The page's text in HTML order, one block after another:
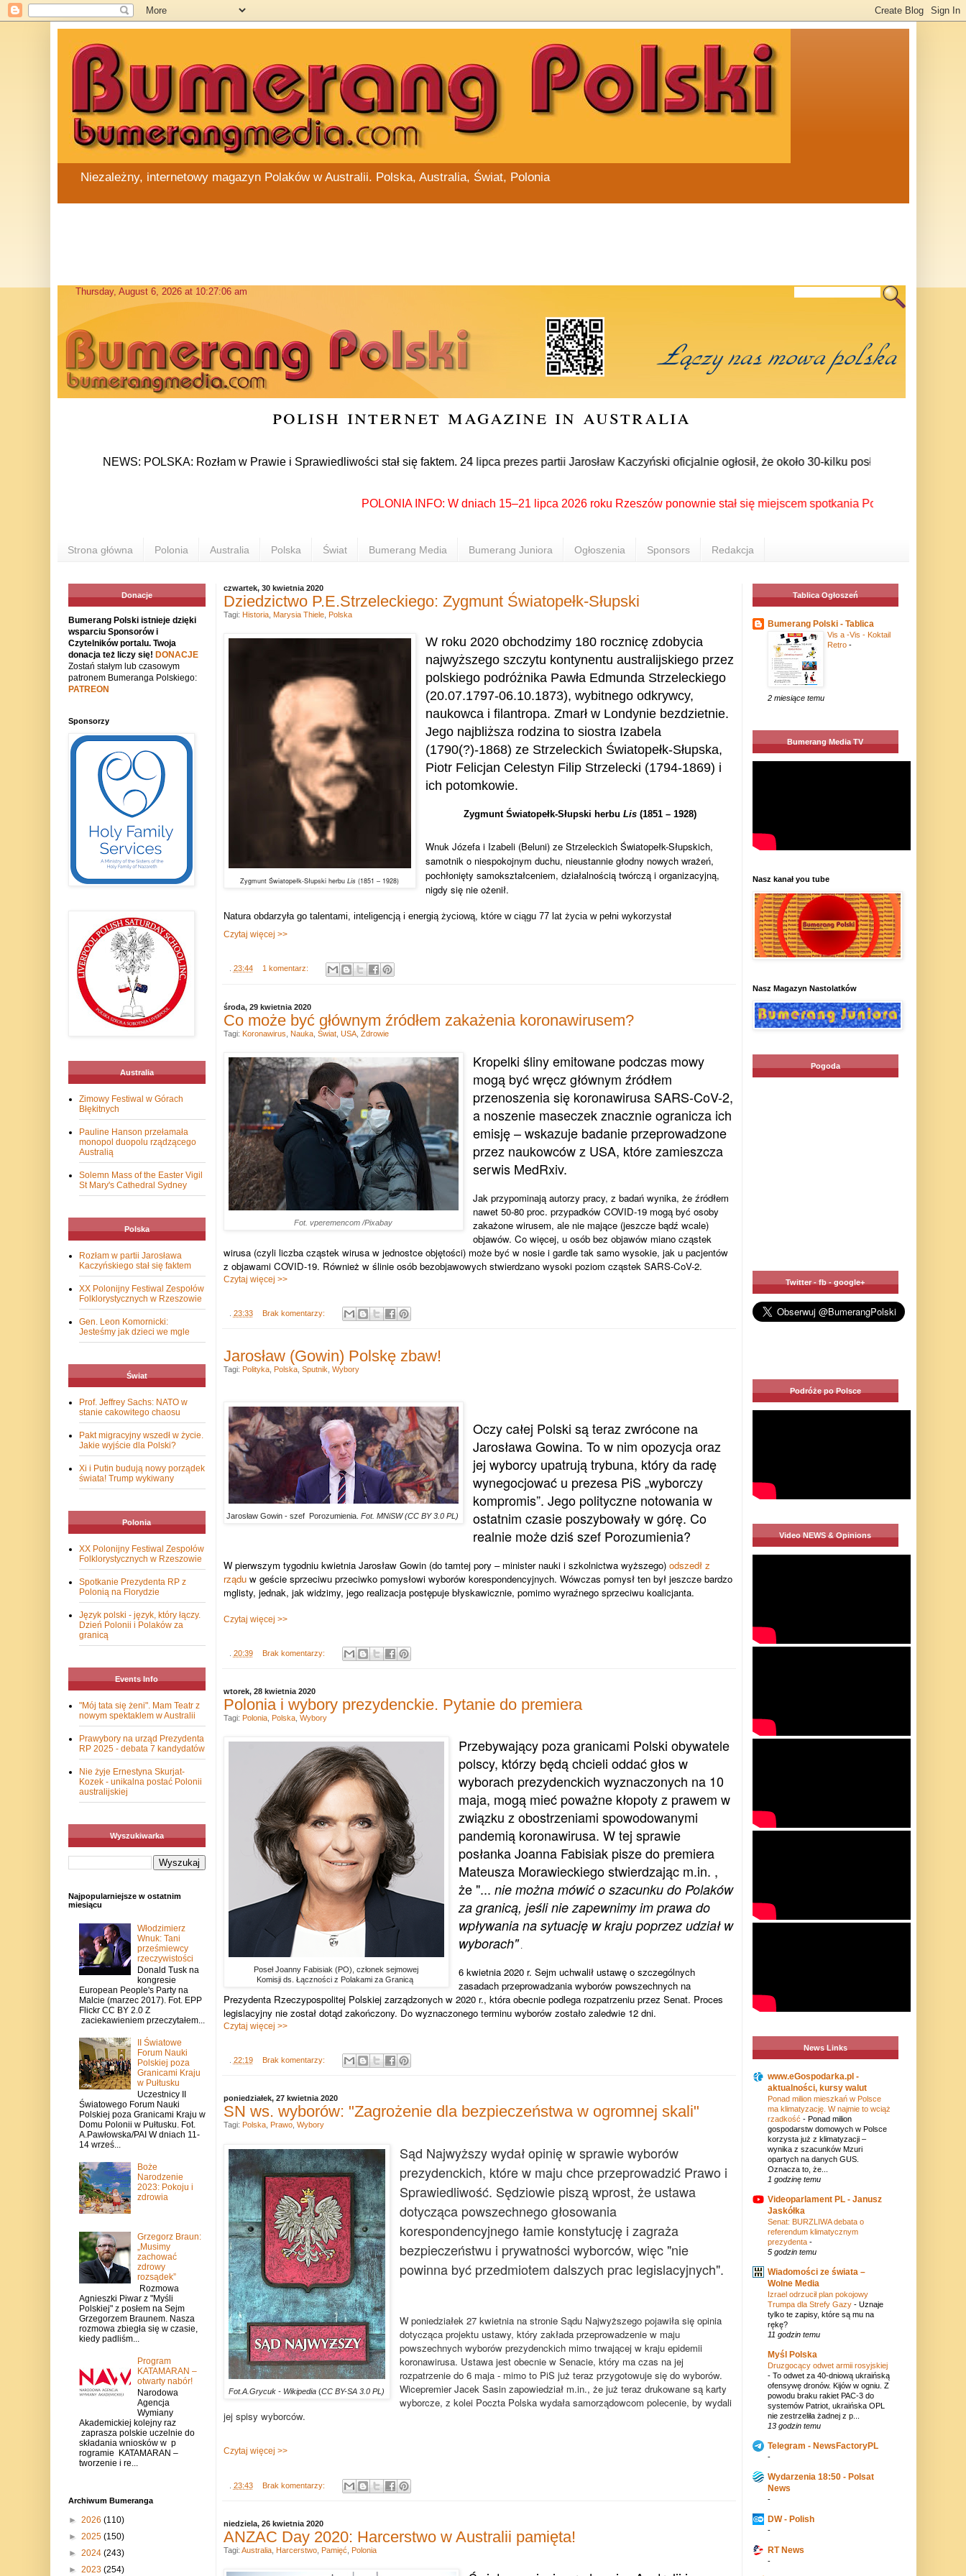
Niezależny, internetowy magazyn Polaków w Australii. Polska, Australia, Świat, Polonia
polish internet magazine in australia
NEWS: POLSKA: Rozłam w Prawie i Sprawiedliwości stał się faktem. 24 lipca prezes partii Jarosław Kaczyński oficjalnie ogłosił, że około 30-kilku posłów
POLONIA INFO: W dniach 15–21 lipca 2026 roku Rzeszów ponownie stał się miejscem spotkania Polonii z całego
Strona główna Polonia Australia Polska Świat Bumerang Media Bumerang Juniora Ogłoszenia Sponsors Redakcja
czwartek, 30 kwietnia 2020
Dziedzictwo P.E.Strzeleckiego: Zygmunt Światopełk-Słupski
Zygmunt Światopełk-Słupski herbu Lis (1851 – 1928)
W roku 2020 obchodzimy 180 rocznicę zdobycia
najwyższego szczytu kontynentu australijskiego przez
polskiego podróżnika Pawła Edmunda Strzeleckiego
(20.07.1797-06.10.1873), wybitnego odkrywcy,
naukowca i filantropa. Zmarł w Londynie bezdzietnie.
Jego najbliższa rodzina to siostra Izabela
(1790(?)-1868) ze Strzeleckich Światopełk-Słupska,
Piotr Felicjan Celestyn Filip Strzelecki (1794-1869) i
ich potomkowie.
Zygmunt Światopełk-Słupski herbu Lis(1851 – 1928)
Wnuk Józefa i Izabeli (Beluni) ze Strzeleckich Światopełk-Słupskich,
samotnik o niespokojnym duchu, nieustannie głodny nowych wrażeń,
pochłonięty samokształceniem, działalnością twórczą i organizacyjną,
nigdy się nie ożenił.
Natura obdarzyła go talentami, inteligencją i energią życiową, które w ciągu 77 lat życia w pełni wykorzystał
Czytaj więcej >>
. 23:44 1 komentarz:
Tagi: Historia, Marysia Thiele, Polska
środa, 29 kwietnia 2020
Co może być głównym źródłem zakażenia koronawirusem?
Fot. vperemencom /Pixabay
Kropelki śliny emitowane podczas mowy
mogą być wręcz głównym źródłem
przenoszenia się koronawirusa SARS-CoV-2,
a noszenie maseczek znacznie ogranicza ich
emisję – wskazuje badanie przeprowadzone
przez naukowców z USA, które zamieszcza
serwis MedRxiv.
Jak przypominają autorzy pracy, z badań wynika, że źródłem
nawet 50-80 proc. przypadków COVID-19 mogą być osoby
zakażone wirusem, ale nie mające (jeszcze bądź wcale)
objawów. Co więcej, u osób bez objawów miano cząstek
wirusa (czyli liczba cząstek wirusa w jednostce objętości) może być w nosie i gardle tak samo wysokie, jak u pacjentów
z objawami COVID-19. Również w ślinie osób bezobjawowych stwierdzano wysoki poziom cząstek SARS-CoV-2.
Czytaj więcej >>
23:33 Brak komentarzy:
Tagi: Koronawirus Nauka, Świat, USA, Zdrowie
Jarosław (Gowin) Polskę zbaw!
Jarosław Gowin - szef Porozumienia. Fot. MNiSW (CC BY 3.0 PL)
Oczy całej Polski są teraz zwrócone na
Jarosława Gowina. To w nim opozycja oraz
jej wyborcy upatrują trybuna, który da radę
wynegocjować u prezesa PiS „wyborczy
kompromis”. Jego polityczne notowania w
ostatnim czasie poszybowały w górę. Co
realnie może dziś szef Porozumienia?
W pierwszym tygodniu kwietnia Jarosław Gowin (do tamtej pory – minister nauki i szkolnictwa wyższego) odszedł z
rząduw geście sprzeciwu przeciwko pomysłowi wyborów korespondencyjnych. Wówczas pomysł ten był jeszcze bardzo
mglisty, jednak, jak widzimy, jego realizacja postępuje błyskawicznie, pomimo wyraźnego sprzeciwu koalicjanta.
Czytaj więcej >>
20:39 Brak komentarzy:
Tagi: Polityka, Polska, Sputnik Wybory
wtorek, 28 kwietnia 2020
Polonia i wybory prezydenckie. Pytanie do premiera
Poseł Joanny Fabisiak (PO), członek sejmowej
Komisji ds. Łączności z Polakami za Granicą
Przebywający poza granicami Polski obywatele
polscy, którzy będą chcieli oddać głos w
wyborach prezydenckich wyznaczonych na 10
maja, mogą mieć poważne kłopoty z prawem w
związku z obostrzeniami spowodowanymi
pandemią koronawirusa. W tej sprawie
posłanka Joanna Fabisiak pisze do premiera
Mateusza Morawieckiego stwierdzając m.in. ,
że "... nie można mówić o szacunku do Polaków
za granicą, jeśli nie zapewnimy im prawa do
wpływania na sytuację w kraju poprzez udział w
wyborach".
6 kwietnia 2020 r. Sejm uchwalił ustawę o szczególnych
zasadach przeprowadzania wyborów powszechnych na
Prezydenta Rzeczypospolitej Polskiej zarządzonych w 2020 r., która obecnie podlega rozpatrzeniu przez Senat. Proces
legislacyjny nie został dotąd zakończony. Do wyznaczonego terminu wyborów zostało zaledwie 12 dni.
Czytaj więcej >>
22:19 Brak komentarzy:
Tagi: Polonia, Polska, Wybory
poniedziałek, 27 kwietnia 2020
SN ws. wyborów: "Zagrożenie dla bezpieczeństwa w ogromnej skali"
Fot.A.Grycuk - Wikipedia (CC BY-SA 3.0 PL)
Sąd Najwyższy wydał opinię w sprawie wyborów
prezydenckich, które w maju chce przeprowadzić Prawo i
Sprawiedliwość. Sędziowie piszą wprost, że ustawa
dotycząca powszechnego głosowania
korespondencyjnego łamie konstytucję i zagraża
bezpieczeństwu i prywatności wyborców, więc "nie
powinna być przedmiotem dalszych prac legislacyjnych".
W poniedziałek 27 kwietnia na stronie Sądu Najwyższego pojawiła się opinia
dotycząca projektu ustawy, który zakłada przeprowadzenie w maju
powszechnych wyborów prezydenckich mimo trwającej w kraju epidemii
koronawirusa. Ustawa jest obecnie w Senacie, który ma czas na jej
rozpatrzenie do 6 maja - mimo to PiS już teraz przygotowuje się do wyborów.
Wicepremier Jacek Sasin zapowiedział m.in., że już teraz drukowane są karty
wyborcze, z kolei Poczta Polska wydała samorządowcom polecenie, by wydali
jej spisy wyborców.
Czytaj więcej >>
23:43 Brak komentarzy:
Tagi: Polska, Prawo, Wybory
niedziela, 26 kwietnia 2020
ANZAC Day 2020: Harcerstwo w Australii pamięta!
Tagi: Australia, Harcerstwo, Pamięć Polonia
Donacje
Bumerang Polski istnieje dzięki
wsparciu Sponsorów i
Czytelników portalu. Twoja
donacja też liczy się! DONACJE
Zostań stałym lub czasowym
patronem Bumeranga Polskiego:
PATREON
Sponsorzy
Australia
Zimowy Festiwal w Górach
Błękitnych
Pauline Hanson przełamała
monopol duopolu rządzącego
Australią
Solemn Mass of the Easter Vigil
St Mary's Cathedral Sydney
Polska
Rozłam w partii Jarosława
Kaczyńskiego stał się faktem
XX Polonijny Festiwal Zespołów
Folklorystycznych w Rzeszowie
Gen. Leon Komornicki:
Jesteśmy jak dzieci we mgle
Świat
Prof. Jeffrey Sachs: NATO w
stanie cakowitego chaosu
Pakt migracyjny wszedł w życie.
Jakie wyjście dla Polski?
Xi i Putin budują nowy porządek
świata! Trump wykiwany
Polonia
XX Polonijny Festiwal Zespołów
Folklorystycznych w Rzeszowie
Spotkanie Prezydenta RP z
Polonią na Florydzie
Język polski - język, który łączy.
Dzień Polonii i Polaków za
granicą
Events Info
"Mój tata się żeni". Mam Teatr z
nowym spektaklem w Australii
Prawybory na urząd Prezydenta
RP 2025 - debata 7 kandydatów
Nie żyje Ernestyna Skurjat-
Kozek - unikalna postać Polonii
australijskiej
Wyszukiwarka
Najpopularniejsze w ostatnim
miesiącu
Włodzimierz
Wnuk: Tani
prześmiewcy
rzeczywistości
Donald Tusk na
kongresie
European People's Party na
Malcie (marzec 2017). Fot. EPP
Flickr CC BY 2.0 Z
zaciekawieniem przeczytałem...
II Światowe
Forum Nauki
Polskiej poza
Granicami Kraju
w Pułtusku
Uczestnicy II
Światowego Forum Nauki
Polskiej poza Granicami Kraju w
Domu Polonii w Pułtusku. Fot.
A.Pawłowska/PAI W dniach 11-
14 wrześ...
Boże
Narodzenie
2023: Pokoju i
zdrowia
Grzegorz Braun:
„Musimy
zachować
zdrowy
rozsądek”
Rozmowa
Agnieszki Piwar z "Myśli
Polskiej" z posłem na Sejm
Grzegorzem Braunem. Nasza
rozmowa zbiegła się w czasie,
kiedy padliśm...
Program
KATAMARAN –
otwarty nabór!
Narodowa
Agencja
Wymiany
Akademickiej kolejny raz
zaprasza polskie uczelnie do
składania wniosków w p
rogramie KATAMARAN –
tworzenie i re...
Archiwum Bumeranga
► 2026 (110)
► 2025 (150)
► 2024 (243)
► 2023 (254)
Tablica Ogłoszeń
Bumerang Polski - Tablica
Vis a -Vis - Koktail
Retro -
2 miesiące temu
Bumerang Media TV
Nasz kanał you tube
Nasz Magazyn Nastolatków
Pogoda
Twitter - fb - google+
Podróże po Polsce
Video NEWS & Opinions
News Links
www.eGospodarka.pl -
aktualności, kursy walut
Ponad milion mieszkań w Polsce
ma klimatyzację. W najmie to wciąż
rzadkość - Ponad milion
gospodarstw domowych w Polsce
korzysta już z klimatyzacji –
wynika z szacunków Mzuri
opartych na danych GUS.
Oznacza to, że...
1 godzinę temu
Videoparlament PL - Janusz
Jaskółka
Senat: BURZLIWA debata o
referendum klimatycznym
prezydenta -
5 godzin temu
Wiadomości ze świata –
Wolne Media
Izrael odrzucił plan pokojowy
Trumpa dla Strefy Gazy - Uznaje
tylko te zapisy, które są mu na
rękę?
11 godzin temu
Myśl Polska
Druzgocący odwet armii rosyjskiej
- To odwet za 40-dniową ukraińską
ofensywę dronów. Kijów w ogniu. Z
powodu braku rakiet PAC-3 do
systemów Patriot, ukraińska OPL
nie zestrzeliła żadnej z p...
13 godzin temu
Telegram - NewsFactoryPL
-
Wydarzenia 18:50 - Polsat
News
-
DW - Polish
-
RT News
-